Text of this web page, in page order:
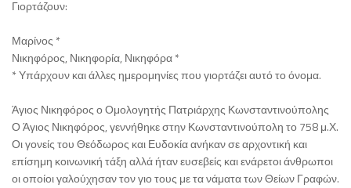
Γιορτάζουν:
Μαρίνος *
Νικηφόρος, Νικηφορία, Νικηφόρα *
* Υπάρχουν και άλλες ημερομηνίες που γιορτάζει αυτό το όνομα.
Άγιος Νικηφόρος ο Ομολογητής Πατριάρχης Κωνσταντινούπολης
Ο Άγιος Νικηφόρος, γεννήθηκε στην Κωνσταντινούπολη το 758 μ.Χ.
Οι γονείς του Θεόδωρος και Ευδοκία ανήκαν σε αρχοντική και
επίσημη κοινωνική τάξη αλλά ήταν ευσεβείς και ενάρετοι άνθρωποι
οι οποίοι γαλούχησαν τον γιο τους με τα νάματα των Θείων Γραφών.